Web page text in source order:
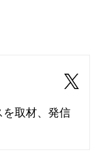
を取材、発信